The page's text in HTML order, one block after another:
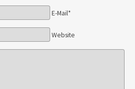
E-Mail*
Website